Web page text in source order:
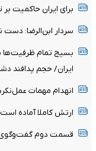
برای ایران حاکمیت
سردار ابن‌الرضا:
ایران/ حجم پدافند
انهدام مهمات
ارتش کاملا آماده است
قسمت دوم